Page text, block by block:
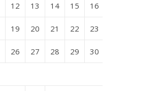
12 13 14 15 16
19 20 21 22 23
26 27 28 29 30